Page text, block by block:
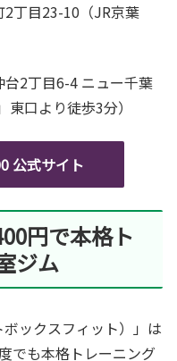
丁目23-10（JR京葉
2丁目6-4 ニュー千葉
口より徒歩3分）
公式サイト
円で本格ト
ジム
ックスフィット）」は
でも本格トレーニング